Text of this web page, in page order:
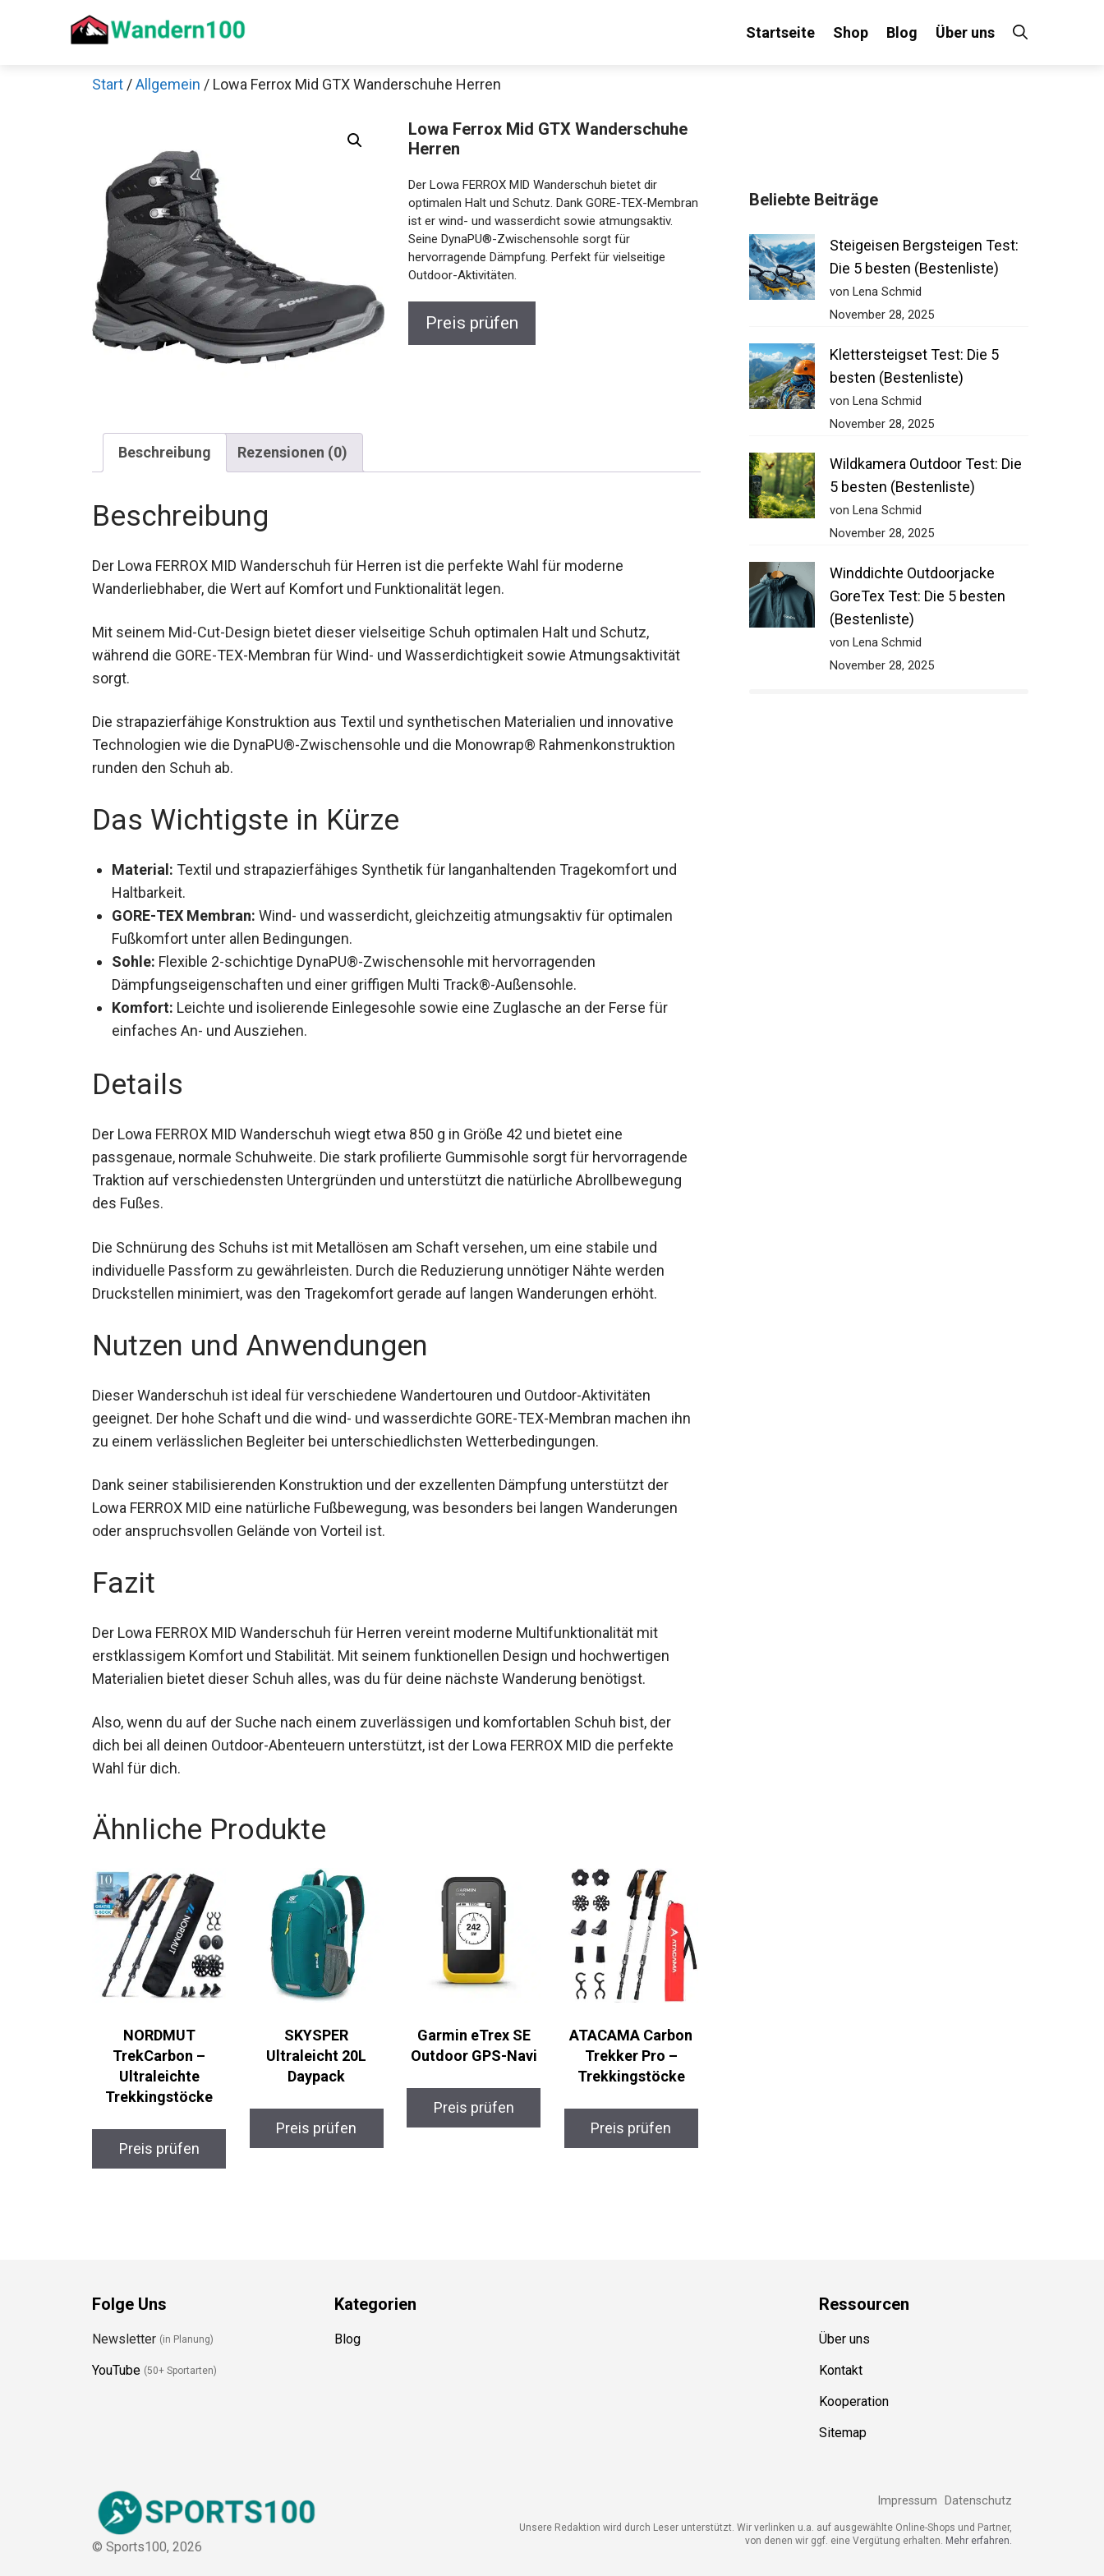
Startseite Shop Blog Über uns
Start /Allgemein / Lowa Ferrox Mid GTX Wanderschuhe Herren
Lowa Ferrox Mid GTX Wanderschuhe
Herren
Der Lowa FERROX MID Wanderschuh bietet dir
optimalen Halt und Schutz. Dank GORE-TEX-
Membran ist er wind- und wasserdicht sowie
atmungsaktiv. Seine DynaPU®-Zwischensohle sorgt
für hervorragende Dämpfung. Perfekt für vielseitige
Outdoor-Aktivitäten.
Preis prüfen
Beschreibung Rezensionen (0)
Beschreibung
Der Lowa FERROX MID Wanderschuh für Herren ist die perfekte Wahl für moderne
Wanderliebhaber, die Wert auf Komfort und Funktionalität legen.
Mit seinem Mid-Cut-Design bietet dieser vielseitige Schuh optimalen Halt und Schutz,
während die GORE-TEX-Membran für Wind- und Wasserdichtigkeit sowie Atmungsaktivität
sorgt.
Die strapazierfähige Konstruktion aus Textil und synthetischen Materialien und innovative
Technologien wie die DynaPU®-Zwischensohle und die Monowrap® Rahmenkonstruktion
runden den Schuh ab.
Das Wichtigste in Kürze
Material: Textil und strapazierfähiges Synthetik für langanhaltenden Tragekomfort und
Haltbarkeit.
GORE-TEX Membran: Wind- und wasserdicht, gleichzeitig atmungsaktiv für optimalen
Fußkomfort unter allen Bedingungen.
Sohle: Flexible 2-schichtige DynaPU®-Zwischensohle mit hervorragenden
Dämpfungseigenschaften und einer griffigen Multi Track®-Außensohle.
Komfort: Leichte und isolierende Einlegesohle sowie eine Zuglasche an der Ferse für
einfaches An- und Ausziehen.
Details
Der Lowa FERROX MID Wanderschuh wiegt etwa 850 g in Größe 42 und bietet eine
passgenaue, normale Schuhweite. Die stark profilierte Gummisohle sorgt für hervorragende
Traktion auf verschiedensten Untergründen und unterstützt die natürliche Abrollbewegung
des Fußes.
Die Schnürung des Schuhs ist mit Metallösen am Schaft versehen, um eine stabile und
individuelle Passform zu gewährleisten. Durch die Reduzierung unnötiger Nähte werden
Druckstellen minimiert, was den Tragekomfort gerade auf langen Wanderungen erhöht.
Nutzen und Anwendungen
Dieser Wanderschuh ist ideal für verschiedene Wandertouren und Outdoor-Aktivitäten
geeignet. Der hohe Schaft und die wind- und wasserdichte GORE-TEX-Membran machen ihn
zu einem verlässlichen Begleiter bei unterschiedlichsten Wetterbedingungen.
Dank seiner stabilisierenden Konstruktion und der exzellenten Dämpfung unterstützt der
Lowa FERROX MID eine natürliche Fußbewegung, was besonders bei langen Wanderungen
oder anspruchsvollen Gelände von Vorteil ist.
Fazit
Der Lowa FERROX MID Wanderschuh für Herren vereint moderne Multifunktionalität mit
erstklassigem Komfort und Stabilität. Mit seinem funktionellen Design und hochwertigen
Materialien bietet dieser Schuh alles, was du für deine nächste Wanderung benötigst.
Also, wenn du auf der Suche nach einem zuverlässigen und komfortablen Schuh bist, der
dich bei all deinen Outdoor-Abenteuern unterstützt, ist der Lowa FERROX MID die perfekte
Wahl für dich.
Ähnliche Produkte
NORDMUT
TrekCarbon –
Ultraleichte
Trekkingstöcke
Preis prüfen
SKYSPER
Ultraleicht 20L
Daypack
Preis prüfen
Garmin eTrex SE
Outdoor GPS-Navi
Preis prüfen
ATACAMA Carbon
Trekker Pro –
Trekkingstöcke
Preis prüfen
Beliebte Beiträge
Steigeisen Bergsteigen Test:
Die 5 besten (Bestenliste)
von Lena Schmid
November 28, 2025
Klettersteigset Test: Die 5
besten (Bestenliste)
von Lena Schmid
November 28, 2025
Wildkamera Outdoor Test: Die
5 besten (Bestenliste)
von Lena Schmid
November 28, 2025
Winddichte Outdoorjacke
GoreTex Test: Die 5 besten
(Bestenliste)
von Lena Schmid
November 28, 2025
Folge Uns
Newsletter(in Planung)
YouTube (50+ Sportarten)
Kategorien
Blog
Ressourcen
Über uns
Kontakt
Kooperation
Sitemap
© Sports100, 2026
Impressum Datenschutz
Unsere Redaktion wird durch Leser unterstützt. Wir verlinken u.a. auf ausgewählte Online-Shops und Partner,
von denen wir ggf. eine Vergütung erhalten. Mehr erfahren.
Jetzt anschauen